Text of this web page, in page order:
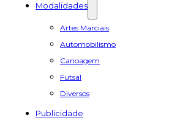
Modalidades
Artes Marciais
Automobilismo
Canoagem
Futsal
Diversos
Publicidade